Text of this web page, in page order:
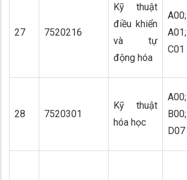
27 7520216
Kỹ thuật
điều khiển
và tự
động hóa
A00;
A01;
C01
28 7520301
Kỹ thuật
hóa học
A00;
B00;
D07